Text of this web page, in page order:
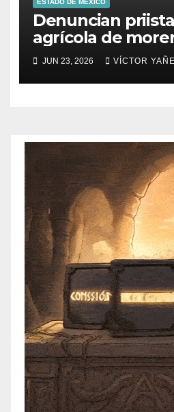
ESTADO DE MÉXICO
Denuncian
agrícola de
abandono al
mexicano
JUN 23, 2026 VÍCTOR